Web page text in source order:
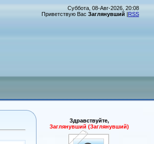
Суббота, 08-Авг-2026, 20:08
Приветствую Вас Заглянувший |RSS
Здравствуйте,
Заглянувший (Заглянувший)